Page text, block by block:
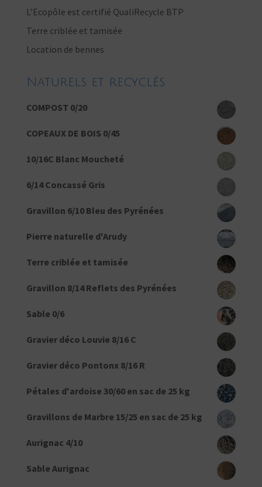
L’Ecopôle est certifié QualiRecycle BTP
Terre criblée et tamisée
Location de bennes
Naturels et recyclés
COMPOST 0/20
COPEAUX DE BOIS 0/45
10/16C Blanc Moucheté
6/14 Concassé Gris
Gravillon 6/10 Bleu des Pyrénées
Pierre naturelle d'Arudy
Terre criblée et tamisée
Gravillon 8/14 Reflets des Pyrénées
Sable 0/6
Gravier déco Louvie 8/16 C
Gravier déco Pontonx 8/16 R
Pétales d'ardoise 30/60 en sac de 25 kg
Gravillons de Marbre 15/25 en sac de 25 kg
Aurignac 4/10
Sable Aurignac